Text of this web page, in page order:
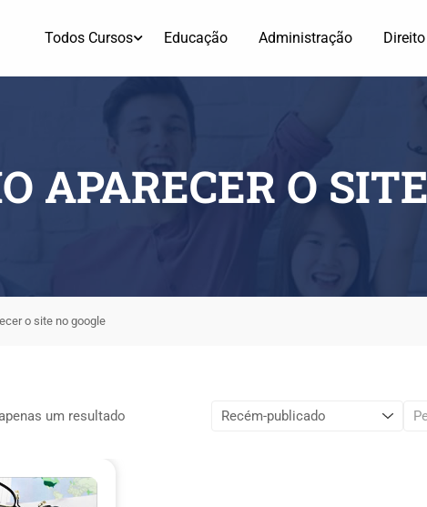
Todos Cursos Educação Administração Direito
APARECER O
o site no google
um resultado